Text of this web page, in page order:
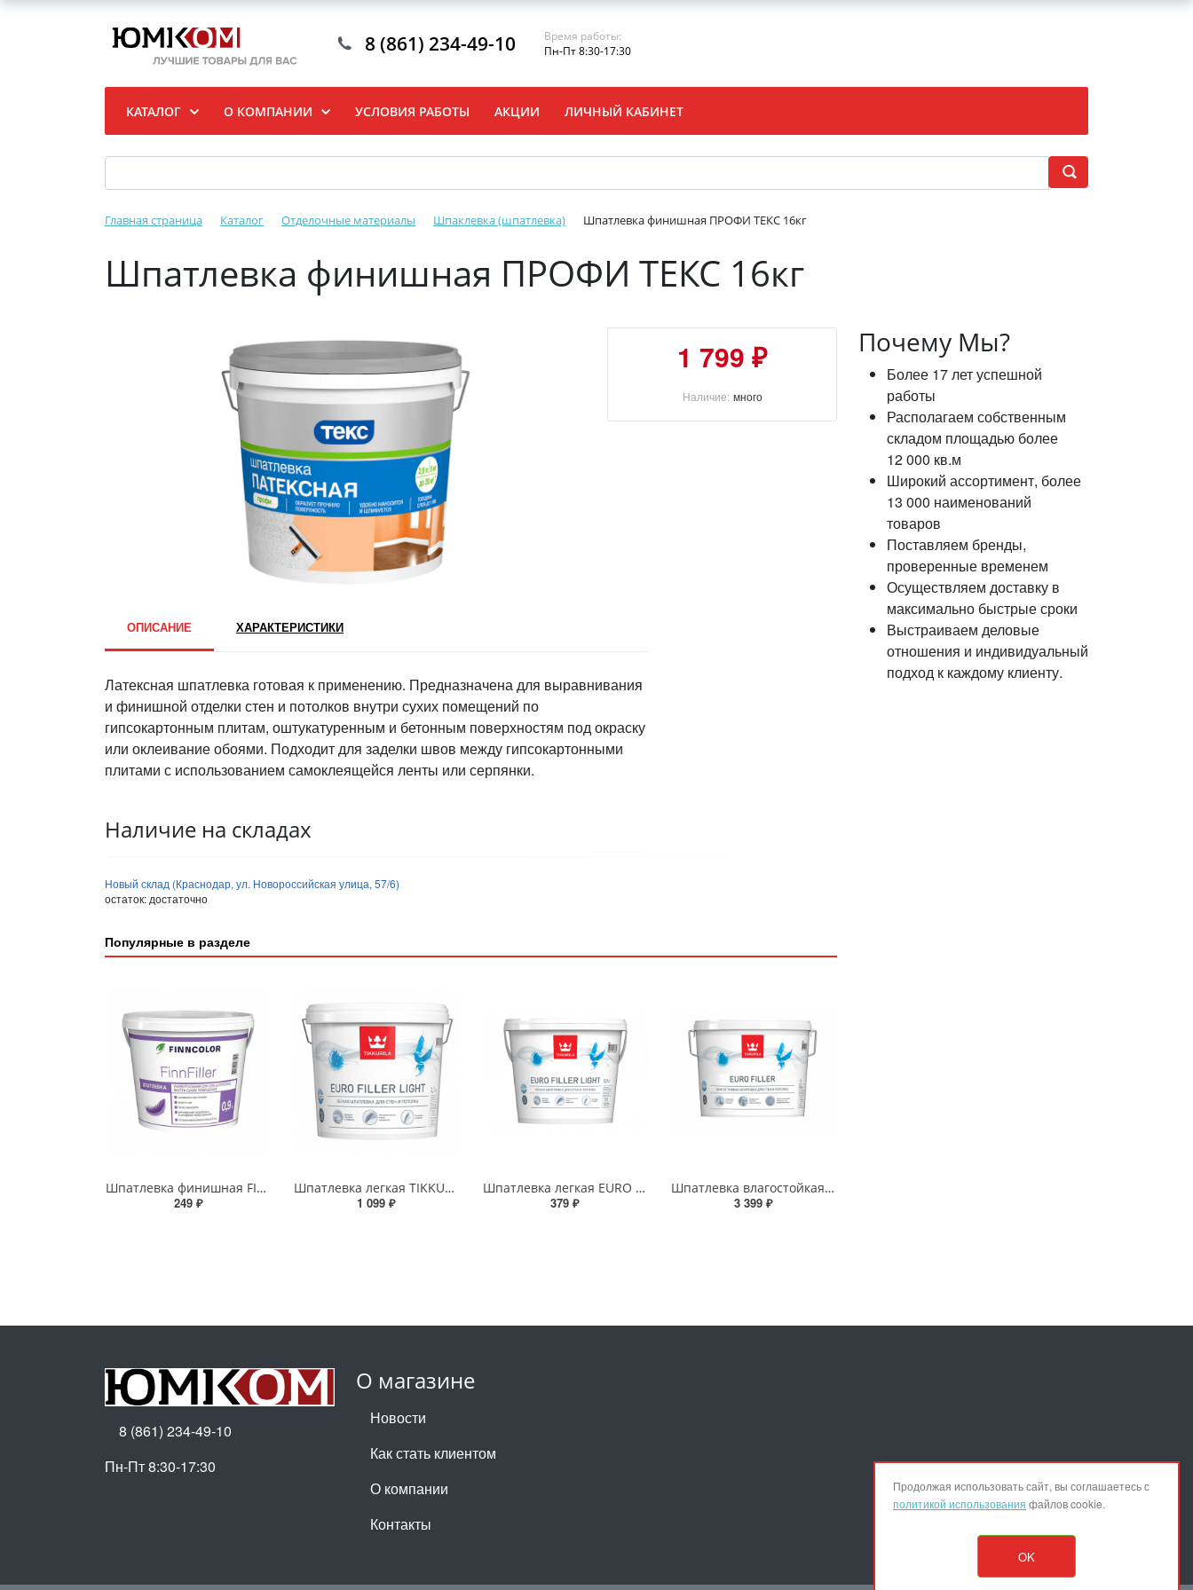
8 (861) 234-49-10
Время работы:
Пн-Пт 8:30-17:30
КАТАЛОГ О КОМПАНИИ УСЛОВИЯ РАБОТЫ АКЦИИ ЛИЧНЫЙ КАБИНЕТ
Главная страница Каталог Отделочные материалы Шпаклевка (шпатлевка) Шпатлевка финишная ПРОФИ ТЕКС 16кг
Шпатлевка финишная ПРОФИ ТЕКС 16кг
1 799 ₽
Наличие: много
ОПИСАНИЕ ХАРАКТЕРИСТИКИ
Латексная шпатлевка готовая к применению. Предназначена для выравнивания
и финишной отделки стен и потолков внутри сухих помещений по
гипсокартонным плитам, оштукатуренным и бетонным поверхностям под окраску
или оклеивание обоями. Подходит для заделки швов между гипсокартонными
плитами с использованием самоклеящейся ленты или серпянки.
Наличие на складах
Новый склад (Краснодар, ул. Новороссийская улица, 57/6)
остаток: достаточно
Популярные в разделе
Шпатлевка финишная FINNFILLER FINNCOLOR 0,9л
249 ₽
Шпатлевка легкая TIKKURILA EURO FILLER LIGHT KTA 2,7л (от +5, не замораживать)
1 099 ₽
Шпатлевка легкая EURO FILLER LIGHT Tikkurila KTA 0,9л
379 ₽
Шпатлевка влагостойкая TIKKURILA /TIKKIVALA EURO FILLER 10л (до +5, не замораживать)
3 399 ₽
Почему Мы?
Более 17 лет успешной
работы
Располагаем собственным
складом площадью более
12 000 кв.м
Широкий ассортимент, более
13 000 наименований
товаров
Поставляем бренды,
проверенные временем
Осуществляем доставку в
максимально быстрые сроки
Выстраиваем деловые
отношения и индивидуальный
подход к каждому клиенту.
О магазине
Новости
Как стать клиентом
О компании
Контакты
8 (861) 234-49-10
Пн-Пт 8:30-17:30
Продолжая использовать сайт, вы соглашаетесь с
политикой использования файлов cookie.
OK